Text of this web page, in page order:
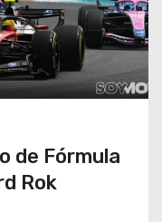
de Fórmula
Rok